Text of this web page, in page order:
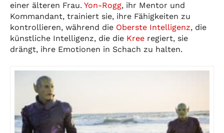
einer älteren Frau. Yon-Rogg, ihr Mentor und
Kommandant, trainiert sie, ihre Fähigkeiten zu
kontrollieren, während die Oberste Intelligenz, die
künstliche Intelligenz, die die Kree regiert, sie
drängt, ihre Emotionen in Schach zu halten.